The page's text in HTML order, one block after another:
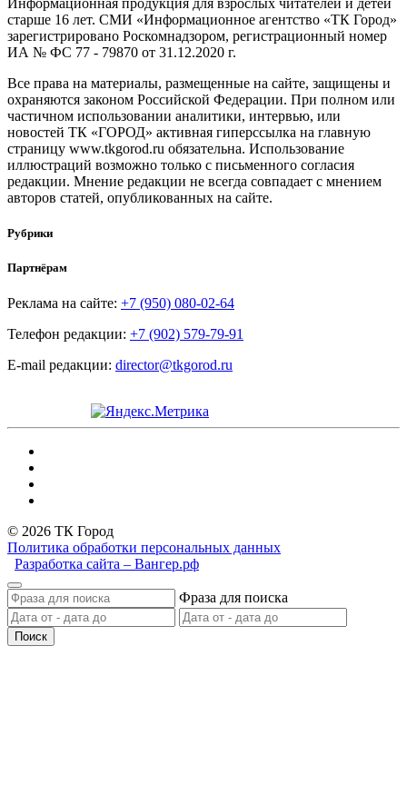
старше 16 лет. СМИ «Информационное агентство «ТК Город»
зарегистрировано Роскомнадзором, регистрационный номер
ИА № ФС 77 - 79870 от 31.12.2020 г.
Все права на материалы, размещенные на сайте, защищены и
охраняются законом Российской Федерации. При полном или
частичном использовании аналитики, интервью, или
новостей ТК «ГОРОД» активная гиперссылка на главную
страницу www.tkgorod.ru обязательна. Использование
иллюстраций возможно только с письменного согласия
редакции. Мнение редакции не всегда совпадает с мнением
авторов статей, опубликованных на сайте.
Рубрики
Партнёрам
Реклама на сайте: +7 (950) 080-02-64
Телефон редакции: +7 (902) 579-79-91
E-mail редакции: director@tkgorod.ru
© 2026 ТК Город
Политика обработки персональных данных
Разработка сайта – Вангер.рф
Фраза для поиска
Поиск